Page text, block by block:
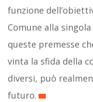
funzione
Comune alla
queste premesse
vinta la sfida della
diversi, può
futuro.